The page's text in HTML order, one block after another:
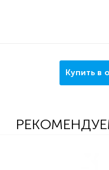
Купить в